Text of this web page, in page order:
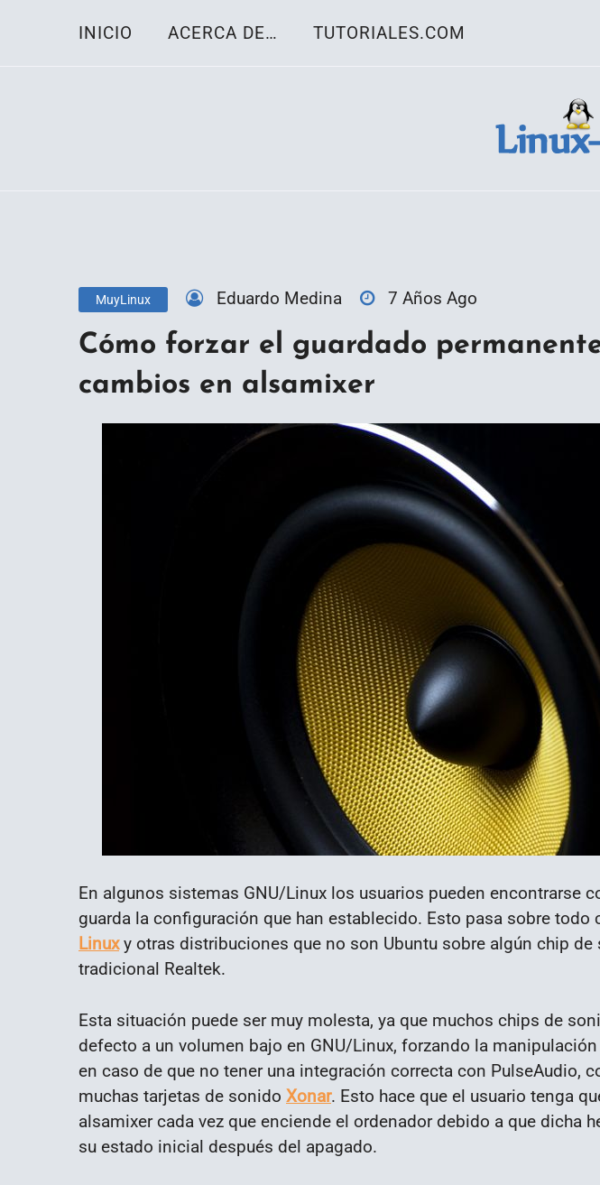
INICIO ACERCA DE… TUTORIALES.COM
MuyLinux Eduardo Medina 7 Años Ago
Cómo forzar el guardado
cambios en alsamixer
En algunos sistemas GNU/Linux los usuarios pueden encontrarse
guarda la configuración que han establecido. Esto pasa sobre todo
Linuxy otras distribuciones que no son Ubuntu sobre algún chip de
tradicional Realtek.
Esta situación puede ser muy molesta, ya que muchos chips de
defecto a un volumen bajo en GNU/Linux, forzando la
en caso de que no tener una integración correcta con PulseAudio,
muchas tarjetas de sonido Xonar. Esto hace que el usuario tenga
alsamixer cada vez que enciende el ordenador debido a que dicha
su estado inicial después del apagado.